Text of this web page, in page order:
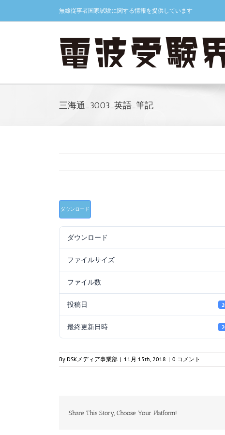
content
無線従事者国家試験に関する情報を提供しています
三海通_3003_英語_筆記
ダウンロード
ダウンロード
ファイルサイズ
ファイル数
投稿日
最終更新日時
By DSKメディア事業部 | 11月 15th, 2018 | 0 コメント
Share This Story, Choose Your Platform!